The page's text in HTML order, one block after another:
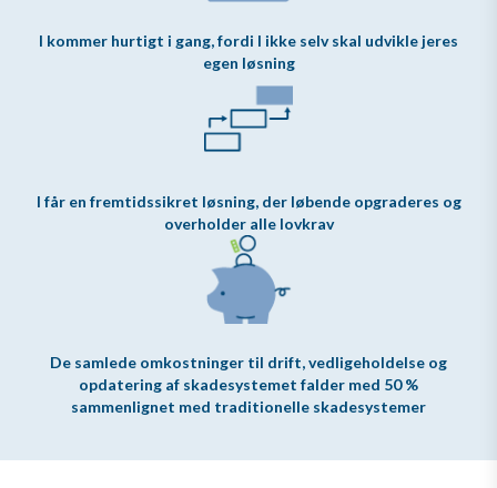
I kommer hurtigt i gang, fordi I ikke selv skal udvikle jeres
egen løsning
I får en fremtidssikret løsning, der løbende opgraderes og
overholder alle lovkrav
De samlede omkostninger til drift, vedligeholdelse og
opdatering af skadesystemet falder med 50 %
sammenlignet med traditionelle skadesystemer